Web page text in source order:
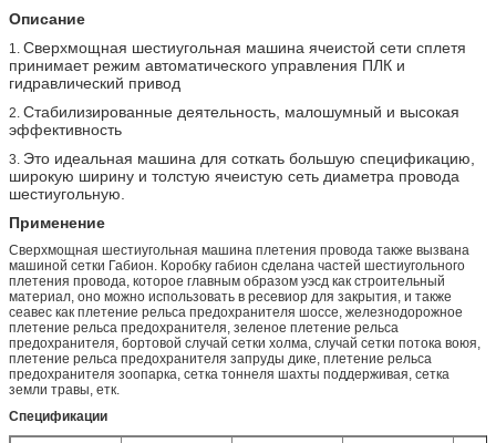
Описание
1. Сверхмощная шестиугольная машина ячеистой сети сплетя
принимает режим автоматического управления ПЛК и
гидравлический привод
2. Стабилизированные деятельность, малошумный и высокая
эффективность
3. Это идеальная машина для соткать большую спецификацию,
широкую ширину и толстую ячеистую сеть диаметра провода
шестиугольную.
Применение
Сверхмощная шестиугольная машина плетения провода также вызвана
машиной сетки Габион. Коробку габион сделана частей шестиугольного
плетения провода, которое главным образом уэсд как строительный
материал, оно можно использовать в ресевиор для закрытия, и также
сеавес как плетение рельса предохранителя шоссе, железнодорожное
плетение рельса предохранителя, зеленое плетение рельса
предохранителя, бортовой случай сетки холма, случай сетки потока воюя,
плетение рельса предохранителя запруды дике, плетение рельса
предохранителя зоопарка, сетка тоннеля шахты поддерживая, сетка
земли травы, етк.
Спецификации